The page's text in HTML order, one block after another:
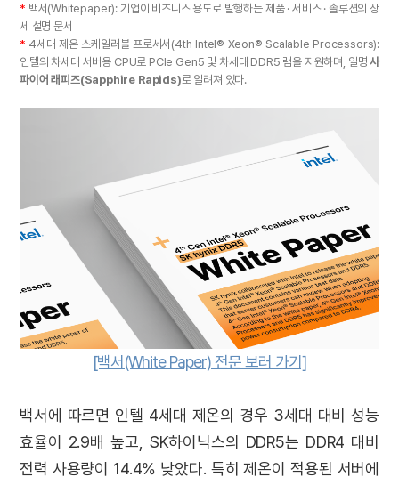
* 백서(Whitepaper): 기업이 비즈니스 용도로 발행하는 제품 · 서비스 · 솔루션의 상
세 설명 문서
* 4세대 제온 스케일러블 프로세서(4th Intel® Xeon® Scalable Processors):
인텔의 차세대 서버용 CPU로 PCIe Gen5 및 차세대 DDR5 램을 지원하며, 일명사
파이어 래피즈(Sapphire Rapids) 로 알려져 있다.
[백서(White Paper) 전문 보러 가기]
백서에 따르면 인텔 4세대 제온의 경우 3세대 대비 성능
효율이 2.9배 높고, SK하이닉스의 DDR5는 DDR4 대비
전력 사용량이 14.4% 낮았다. 특히 제온이 적용된 서버에